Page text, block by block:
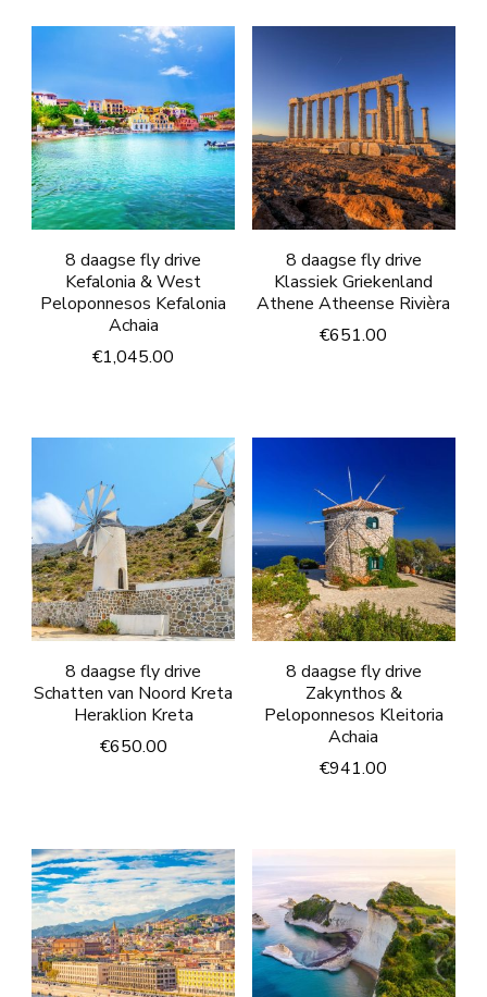
8 daagse fly drive
Kefalonia & West
Peloponnesos Kefalonia
Achaia
€1,045.00
8 daagse fly drive
Klassiek Griekenland
Athene Atheense Rivièra
€651.00
8 daagse fly drive
Schatten van Noord Kreta
Heraklion Kreta
€650.00
8 daagse fly drive
Zakynthos &
Peloponnesos Kleitoria
Achaia
€941.00